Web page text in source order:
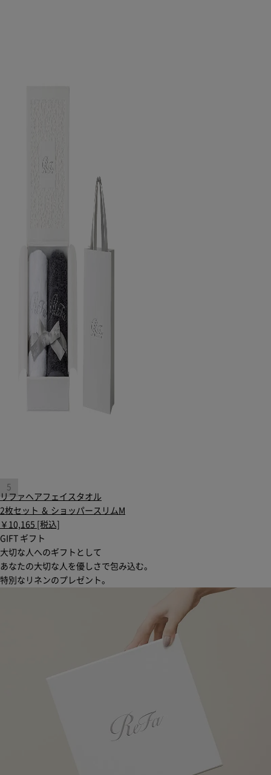
リファヘアフェイスタオル
2枚セット ＆ ショッパースリムM
￥10,165 [税込]
GIFT ギフト
大切な人へのギフトとして
あなたの大切な人を優しさで包み込む。
特別なリネンのプレゼント。